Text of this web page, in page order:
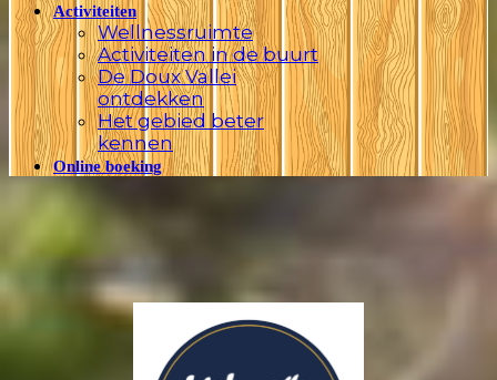
Activiteiten
Wellnessruimte
Activiteiten in de buurt
De Doux Vallei
ontdekken
Het gebied beter
kennen
Online boeking